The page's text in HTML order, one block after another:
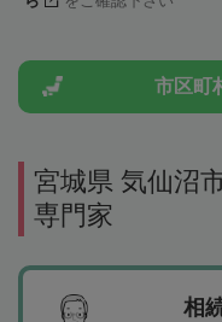
市区町
宮城県 気仙沼
専門家
相